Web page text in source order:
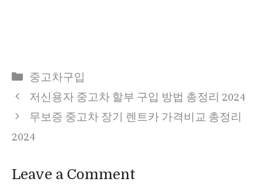
Categories
중고차구입
저신용자 중고차 할부 구입 방법 총정리 2024
무보증 중고차 장기 렌트카 가격비교 총정리
2024
Leave a Comment